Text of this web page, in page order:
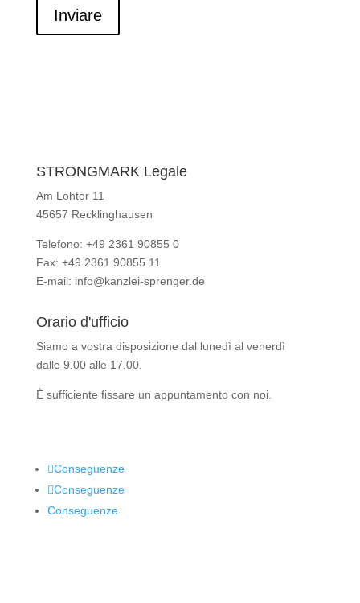
Inviare
STRONGMARK Legale
Am Lohtor 11
45657 Recklinghausen
Telefono: +49 2361 90855 0
Fax: +49 2361 90855 11
E-mail: info@kanzlei-sprenger.de
Orario d'ufficio
Siamo a vostra disposizione dal lunedì al venerdì
dalle 9.00 alle 17.00.
È sufficiente fissare un appuntamento con noi.
Conseguenze
Conseguenze
Conseguenze